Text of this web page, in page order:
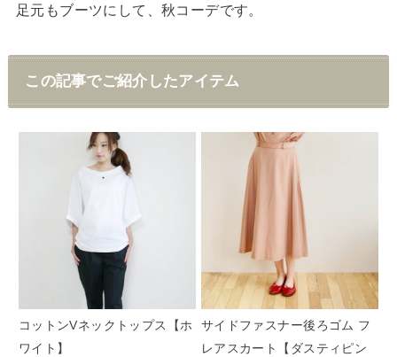
足元もブーツにして、秋コーデです。
この記事でご紹介したアイテム
コットンVネックトップス【ホ
ワイト】
サイドファスナー後ろゴム フ
レアスカート【ダスティピン